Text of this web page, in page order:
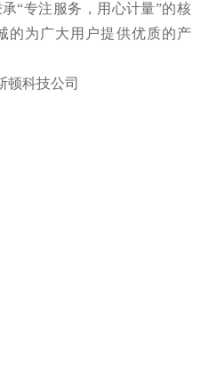
“专注服务，用心计量”的核
的为广大用户提供优质的产
顿科技公司